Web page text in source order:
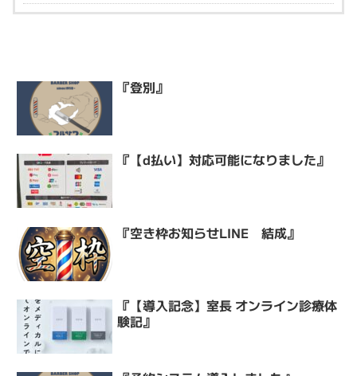
『登別』
『【d払い】対応可能になりました』
『空き枠お知らせLINE 結成』
『【導入記念】室長 オンライン診療体
験記』